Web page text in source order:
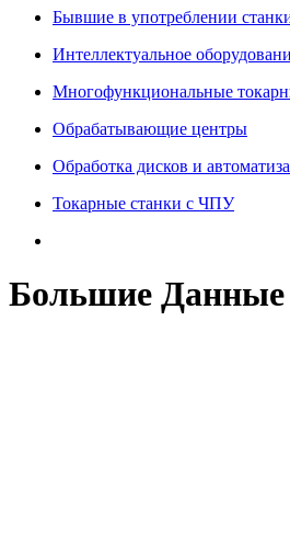
Бывшие в употреблении
Интеллектуальное
Многофункциональные
Обрабатывающие центры
Обработка дисков и
Токарные станки с ЧПУ
Большие Данные